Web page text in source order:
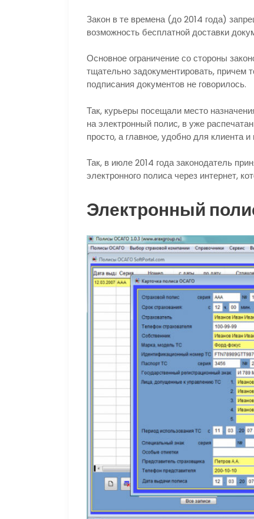
Закон в те времена (до 2014 года)
возможность бесплатной доставки
Основное ограничение со стороны
тщательно задокументировать, причем
подписания документов не говорилось.
Так, курьеры посещали место
на электронный полис, в уже
просто, а главное, удобно для клиента и
Так, в июле 2014 года законодатель
электронного полиса через интернет,
Электронный